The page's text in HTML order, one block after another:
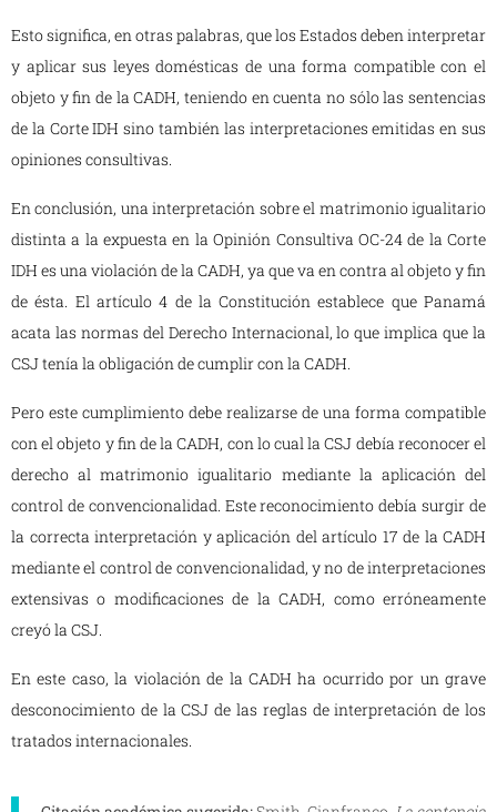
Esto significa, en otras palabras, que los Estados deben interpretar
y aplicar sus leyes domésticas de una forma compatible con el
objeto y fin de la CADH, teniendo en cuenta no sólo las sentencias
de la Corte IDH sino también las interpretaciones emitidas en sus
opiniones consultivas.
En conclusión, una interpretación sobre el matrimonio igualitario
distinta a la expuesta en la Opinión Consultiva OC-24 de la Corte
IDH es una violación de la CADH, ya que va en contra al objeto y fin
de ésta. El artículo 4 de la Constitución establece que Panamá
acata las normas del Derecho Internacional, lo que implica que la
CSJ tenía la obligación de cumplir con la CADH.
Pero este cumplimiento debe realizarse de una forma compatible
con el objeto y fin de la CADH, con lo cual la CSJ debía reconocer el
derecho al matrimonio igualitario mediante la aplicación del
control de convencionalidad. Este reconocimiento debía surgir de
la correcta interpretación y aplicación del artículo 17 de la CADH
mediante el control de convencionalidad, y no de interpretaciones
extensivas o modificaciones de la CADH, como erróneamente
creyó la CSJ.
En este caso, la violación de la CADH ha ocurrido por un grave
desconocimiento de la CSJ de las reglas de interpretación de los
tratados internacionales.